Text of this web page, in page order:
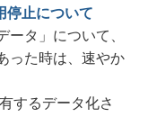
停止について
ータ」について、
った時は、速やか
するデータ化さ